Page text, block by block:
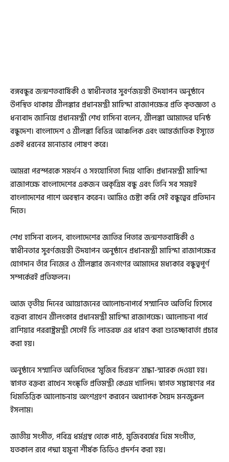
বঙ্গবন্ধুর জন্মশতবার্ষিকী ও স্বাধীনতার সুবর্ণজয়ন্তী উদযাপন অনুষ্ঠানে
উপস্থিত থাকায় শ্রীলঙ্কার প্রধানমন্ত্রী মাহিন্দা রাজাপক্ষের প্রতি কৃতজ্ঞতা ও
ধন্যবাদ জানিয়ে প্রধানমন্ত্রী শেখ হাসিনা বলেন, শ্রীলঙ্কা আমাদের ঘনিষ্ঠ
বন্ধুদেশ। বাংলাদেশ ও শ্রীলঙ্কা বিভিন্ন আঞ্চলিক এবং আন্তর্জাতিক ইস্যুতে
একই ধরনের মনোভাব পোষণ করে।
আমরা পরস্পরকে সমর্থন ও সহযোগিতা দিয়ে থাকি। প্রধানমন্ত্রী মাহিন্দা
রাজাপক্ষে বাংলাদেশের একজন অকৃত্রিম বন্ধু এবং তিনি সব সময়ই
বাংলাদেশের পাশে অবস্থান করেন। আমিও চেষ্টা করি সেই বন্ধুত্বের প্রতিদান
দিতে।
শেখ হাসিনা বলেন, বাংলাদেশের জাতির পিতার জন্মশতবার্ষিকী ও
স্বাধীনতার সুবর্ণজয়ন্তী উদযাপন অনুষ্ঠানে প্রধানমন্ত্রী মাহিন্দা রাজাপক্ষের
যোগদান তাঁর নিজের ও শ্রীলঙ্কার জনগণের আমাদের মধ্যকার বন্ধুত্বপূর্ণ
সম্পর্কেরই প্রতিফলন।
আজ তৃতীয় দিনের আয়োজনের আলোচনাপর্বে সম্মানিত অতিথি হিসেবে
বক্তব্য রাখেন শ্রীলংকার প্রধানমন্ত্রী মাহিন্দা রাজাপক্ষে। আলোচনা পর্বে
রাশিয়ার পররাষ্ট্রমন্ত্রী সের্গেই ভি লাভরফ এর ধারণ করা শুভেচ্ছাবার্তা প্রচার
করা হয়।
অনুষ্ঠানে সম্মানিত অতিথিদের ‘মুজিব চিরন্তন’ শ্রদ্ধা-স্মারক দেওয়া হয়।
স্বাগত বক্তব্য রাখেন সংস্কৃতি প্রতিমন্ত্রী কেএম খালিদ। স্বাগত সম্ভাষণের পর
থিমভিত্তিক আলোচনায় অংশগ্রহণ করবেন অধ্যাপক সৈয়দ মনজুরুল
ইসলাম।
জাতীয় সংগীত, পবিত্র ধর্মগ্রন্থ থেকে পাঠ, মুজিববর্ষের থিম সংগীত,
যতকাল রবে পদ্মা যমুনা শীর্ষক ভিডিও প্রদর্শন করা হয়।